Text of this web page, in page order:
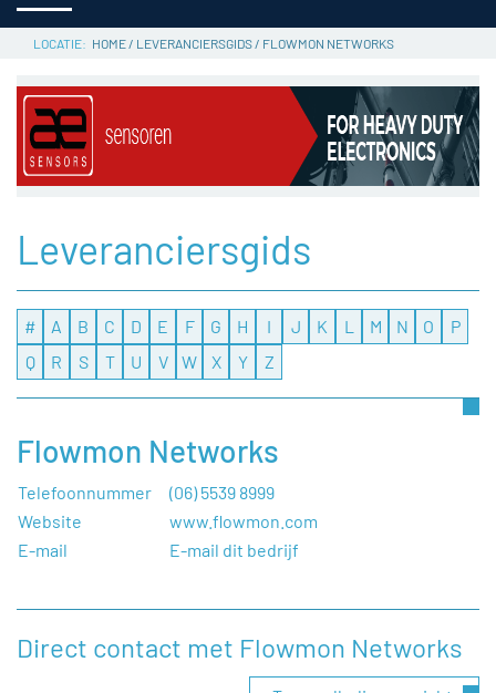
HOME/ LEVERANCIERSGIDS/ FLOWMON NETWORKS
Leveranciersgids
# A B C D E F G H I J K L M N O
P
Q
R S T U V W X Y Z
Flowmon Networks
Telefoonnummer
(06) 5539 8999
Website
www.flowmon.com
E-mail
E-mail dit bedrijf
Direct contact met Flowmon Networks
Heeft u een vraag, of wilt u graag een opmerking